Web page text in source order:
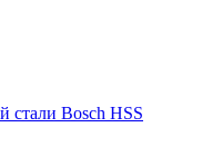
стали Bosch HSS